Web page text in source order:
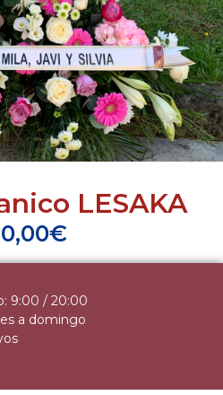
LESAKA
€
9:00 / 20:00
a domingo